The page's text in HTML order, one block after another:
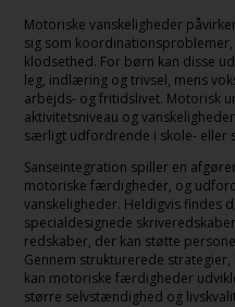
Motoriske vanskeligheder
sig som
klodsethed. For børn kan disse
leg, indlæring og trivsel, mens
arbejds- og fritidslivet. Motorisk
aktivitetsniveau og
særligt udfordrende i skole- eller
Sanseintegration spiller en
motoriske færdigheder, og
vanskeligheder. Heldigvis findes
specialdesignede
redskaber, der kan støtte
Gennem strukturerede
kan motoriske færdigheder
større selvstændighed og